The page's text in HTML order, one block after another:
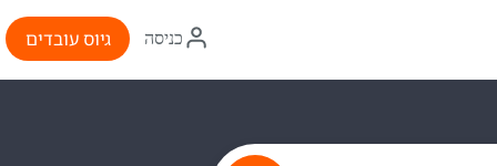
איקון
התחברות
כניסה גיוס עובדים